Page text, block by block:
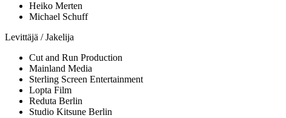
Heiko Merten
Michael Schuff
Levittäjä / Jakelija
Cut and Run Production
Mainland Media
Sterling Screen Entertainment
Lopta Film
Reduta Berlin
Studio Kitsune Berlin